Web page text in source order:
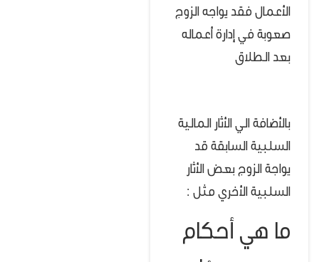
الأعمال فقد يواجه الزوج
صعوبة في إدارة أعماله
بعد الطلاق
بالأضافة الي الأثار المالية
السلبية السابقة قد
يواجة الزوج بعض الأثار
السلبية الأخري مثل :
ما هي أحكام